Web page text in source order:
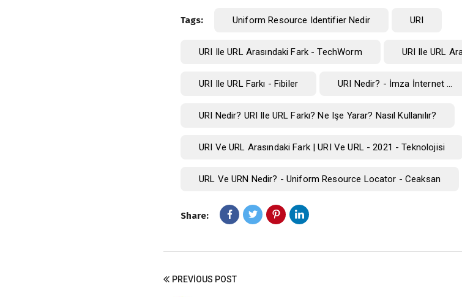
Tags: Uniform Resource Identifier Nedir URI
URI Ile URL Arasındaki Fark - TechWorm URI Ile URL
URI Ile URL Farkı - Fibiler URI Nedir? - İmza İnternet ...
URI Nedir? URI Ile URL Farkı? Ne Işe Yarar? Nasıl Kullanılır?
URI Ve URL Arasındaki Fark | URI Ve URL - 2021 - Teknolojisi
URL Ve URN Nedir? - Uniform Resource Locator - Ceaksan
Share:
PREVIOUS POST